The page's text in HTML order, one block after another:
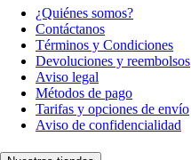
¿Quiénes somos?
Contáctanos
Términos y Condiciones
Devoluciones y reembolsos
Aviso legal
Métodos de pago
Tarifas y opciones de envío
Aviso de confidencialidad